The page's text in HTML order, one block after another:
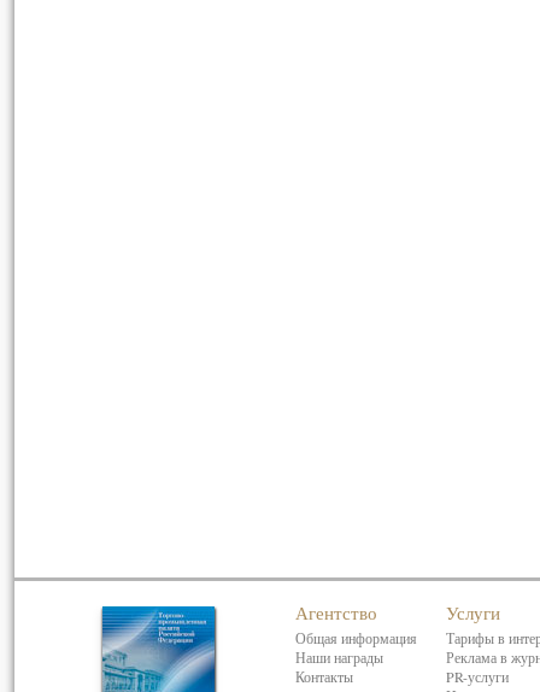
Агентство
Общая информация
Наши награды
Контакты
Услуги
Тарифы в
Реклама в
PR-услуги